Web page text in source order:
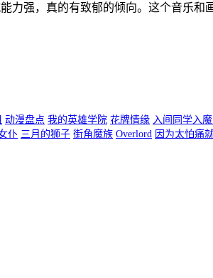
力强，真的有致郁的倾向。这个音乐
动漫盘点 我的英雄学院 花牌情缘 入间同学入
仆 三月的狮子 街角魔族 Overlord 因为太怕痛